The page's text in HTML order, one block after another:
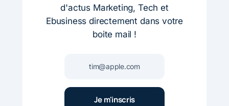
d'actus Marketing, Tech et
Ebusiness directement dans votre
boite mail !